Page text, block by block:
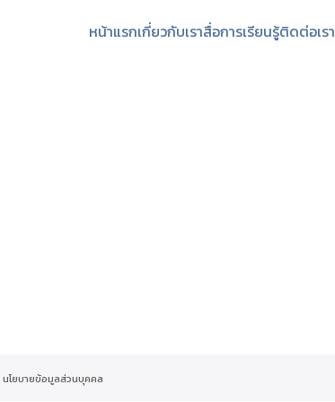
หน้าแรกเกี่ยวกับเราสื่อการเรียนรู้ติดต่อเรา
นโยบายข้อมูลส่วนบุคคล